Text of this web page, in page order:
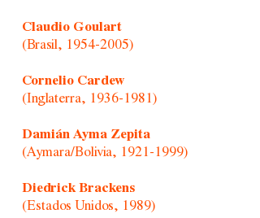
Claudio Goulart
(Brasil, 1954-2005)
Cornelio Cardew
(Inglaterra, 1936-1981)
Damián Ayma Zepita
(Aymara/Bolivia, 1921-1999)
Diedrick Brackens
(Estados Unidos, 1989)